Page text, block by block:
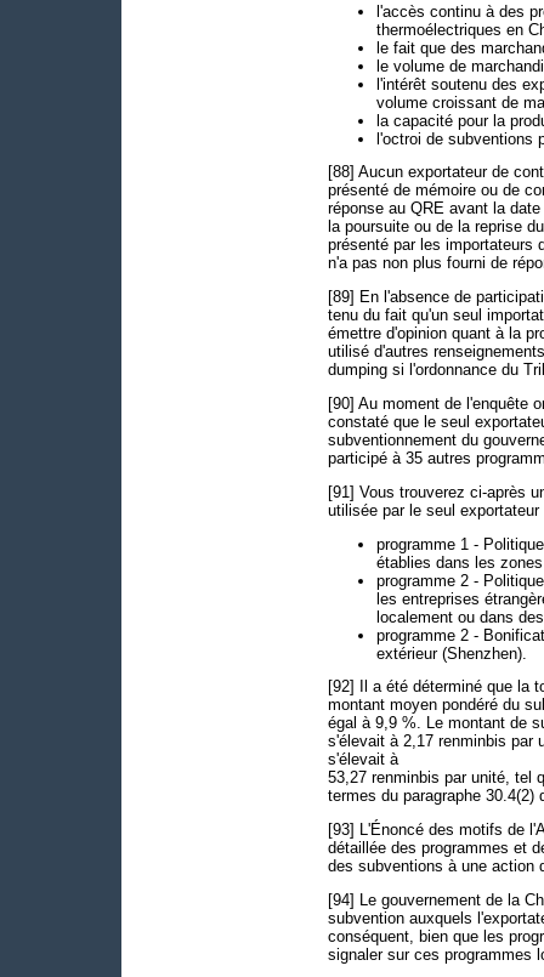
l'accès continu à des
thermoélectriques en
le fait que des
le volume de
l'intérêt soutenu des
volume croissant de
la capacité pour la
l'octroi de subventions
[88] Aucun exportateur de
présenté de mémoire ou de
réponse au QRE avant la
la poursuite ou de la reprise
présenté par les importateurs
n'a pas non plus fourni de
[89] En l'absence de
tenu du fait qu'un seul
émettre d'opinion quant à la
utilisé d'autres
dumping si l'ordonnance du
[90] Au moment de l'enquête
constaté que le seul
subventionnement du
participé à 35 autres
[91] Vous trouverez ci-après
utilisée par le seul
programme 1 -
établies dans les
programme 2 -
les entreprises
localement ou dans
programme 2 -
extérieur (Shenzhen).
[92] Il a été déterminé que la
montant moyen pondéré du
égal à 9,9 %. Le montant de
s'élevait à 2,17 renminbis par
s'élevait à
53,27 renminbis par unité, tel
termes du paragraphe 30.4(2)
[93] L'Énoncé des motifs de
détaillée des programmes et
des subventions à une action
[94] Le gouvernement de la
subvention auxquels
conséquent, bien que les
signaler sur ces programmes